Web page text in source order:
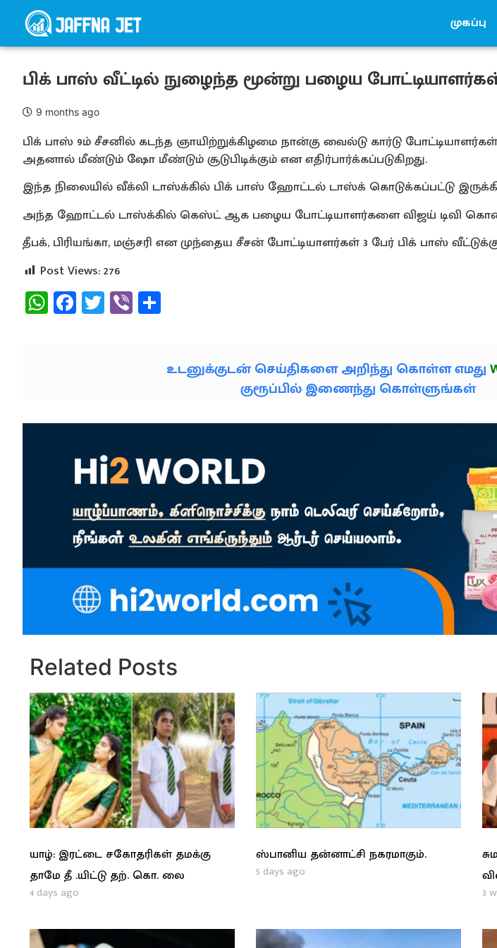
முகப்பு
பிக் பாஸ் வீட்டில் நுழைந்த மூன்று பழைய
9 months ago
பிக் பாஸ் 9ம் சீசனில் கடந்த ஞாயிற்றுக்கிழமை நான்கு வைல்டு கார்டு
அதனால் மீண்டும் ஷோ மீண்டும் சூடுபிடிக்கும் என எதிர்பார்க்கப்படுகிறது.
இந்த நிலையில் வீக்லி டாஸ்க்கில் பிக் பாஸ் ஹோட்டல் டாஸ்க் கொடுக்கப்பட்டு
அந்த ஹோட்டல் டாஸ்க்கில் கெஸ்ட் ஆக பழைய போட்டியாளர்களை விஜய் டிவி
தீபக், பிரியங்கா, மஞ்சரி என முந்தைய சீசன் போட்டியாளர்கள் 3 பேர் பிக் பாஸ்
Post Views:276
WhatsApp
Facebook
Twitter
Viber
உடனுக்குடன் செய்திகளை அறிந்து கொள்ள எமது
குரூப்பில் இணைந்து கொள்ளுங்கள்
Related Posts
யாழ்: இரட்டை சகோதரிகள் தமக்கு
தாமே தீ .யிட்டு தற். கொ. லை
4 days ago
ஸ்பானிய தன்னாட்சி நகரமாகும்.
5 days ago
3